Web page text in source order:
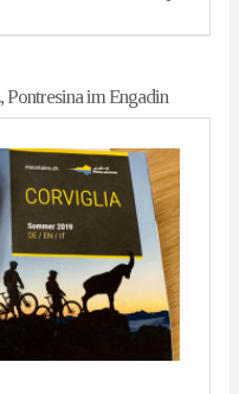
im Engadin